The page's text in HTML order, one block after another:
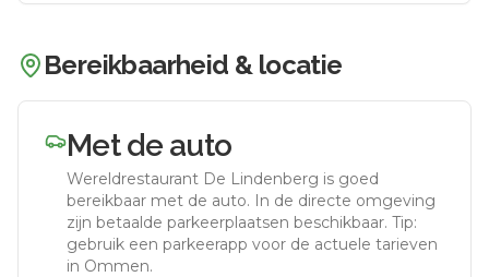
Bereikbaarheid & locatie
Met de auto
Wereldrestaurant De Lindenberg is goed
bereikbaar met de auto. In de directe omgeving
zijn betaalde parkeerplaatsen beschikbaar. Tip:
gebruik een parkeerapp voor de actuele tarieven
in Ommen.